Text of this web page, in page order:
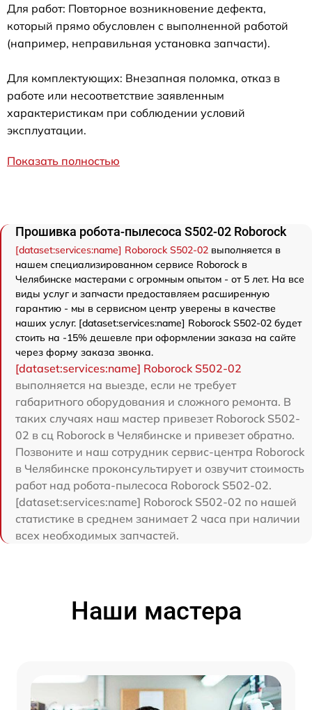
Для работ: Повторное возникновение дефекта,
который прямо обусловлен с выполненной работой
(например, неправильная установка запчасти).
Для комплектующих: Внезапная поломка, отказ в
работе или несоответствие заявленным
характеристикам при соблюдении условий
эксплуатации.
Показать полностью
Прошивка робота-пылесоса S502-02 Roborock
[dataset:services:name] Roborock S502-02 выполняется в
нашем специализированном сервисе Roborock в
Челябинске мастерами с огромным опытом - от 5 лет. На все
виды услуг и запчасти предоставляем расширенную
гарантию - мы в сервисном центр уверены в качестве
наших услуг. [dataset:services:name] Roborock S502-02 будет
стоить на -15% дешевле при оформлении заказа на сайте
через форму заказа звонка.
[dataset:services:name] Roborock S502-02
выполняется на выезде, если не требует
габаритного оборудования и сложного ремонта. В
таких случаях наш мастер привезет Roborock S502-
02 в сц Roborock в Челябинске и привезет обратно.
Позвоните и наш сотрудник сервис-центра Roborock
в Челябинске проконсультирует и озвучит стоимость
работ над робота-пылесоса Roborock S502-02.
[dataset:services:name] Roborock S502-02 по нашей
статистике в среднем занимает 2 часа при наличии
всех необходимых запчастей.
Наши мастера